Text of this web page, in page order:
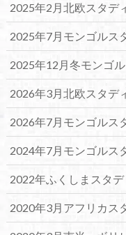
2025年2月北欧スタデ
2025年7月モンゴルス
2025年12月冬モンゴ
2026年3月北欧スタデ
2026年7月モンゴルス
2024年7月モンゴルス
2022年ふくしまスタ
2020年3月アフリカス